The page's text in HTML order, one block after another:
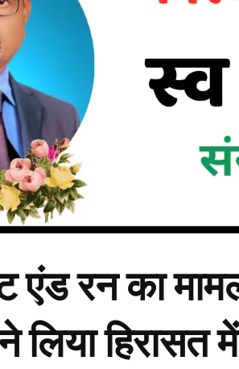
एंड रन का
लिया हिरासत में